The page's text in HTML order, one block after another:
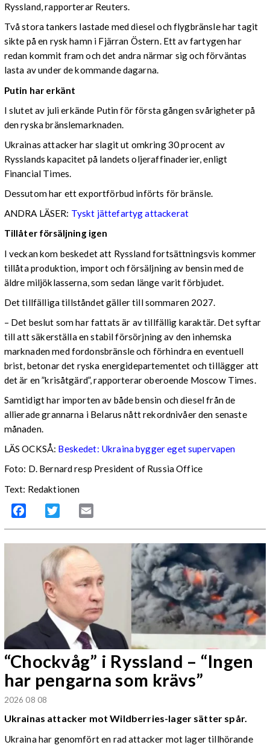
Ryssland, rapporterar Reuters.
Två stora tankers lastade med diesel och flygbränsle har tagit
sikte på en rysk hamn i Fjärran Östern. Ett av fartygen har
redan kommit fram och det andra närmar sig och förväntas
lasta av under de kommande dagarna.
Putin har erkänt
I slutet av juli erkände Putin för första gången svårigheter på
den ryska bränslemarknaden.
Ukrainas attacker har slagit ut omkring 30 procent av
Rysslands kapacitet på landets oljeraffinaderier, enligt
Financial Times.
Dessutom har ett exportförbud införts för bränsle.
ANDRA LÄSER: Tyskt jättefartyg attackerat
Tillåter försäljning igen
I veckan kom beskedet att Ryssland fortsättningsvis kommer
tillåta produktion, import och försäljning av bensin med de
äldre miljöklasserna, som sedan länge varit förbjudet.
Det tillfälliga tillståndet gäller till sommaren 2027.
– Det beslut som har fattats är av tillfällig karaktär. Det syftar
till att säkerställa en stabil försörjning av den inhemska
marknaden med fordonsbränsle och förhindra en eventuell
brist, betonar det ryska energidepartementet och tillägger att
det är en ”krisåtgärd”, rapporterar oberoende Moscow Times.
Samtidigt har importen av både bensin och diesel från de
allierade grannarna i Belarus nått rekordnivåer den senaste
månaden.
LÄS OCKSÅ: Beskedet: Ukraina bygger eget supervapen
Foto: D. Bernard resp President of Russia Office
Text: Redaktionen
Facebook Twitter
“Chockvåg” i Ryssland – “Ingen
har pengarna som krävs”
2026 08 08
Ukrainas attacker mot Wildberries-lager sätter spår.
Ukraina har genomfört en rad attacker mot lager tillhörande